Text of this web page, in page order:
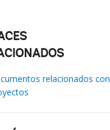
relacionados con